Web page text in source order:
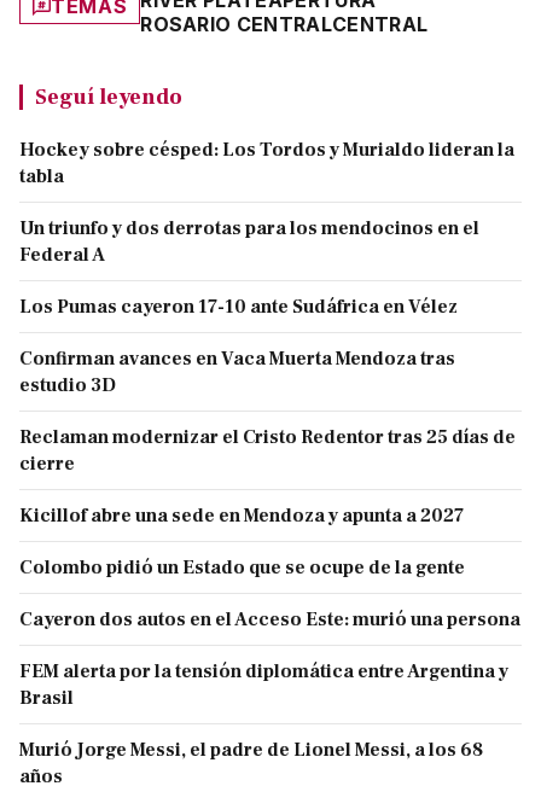
TEMAS
ROSARIO CENTRALCENTRAL
Seguí leyendo
Hockey sobre césped: Los Tordos y Murialdo lideran la
tabla
Un triunfo y dos derrotas para los mendocinos en el
Federal A
Los Pumas cayeron 17-10 ante Sudáfrica en Vélez
Confirman avances en Vaca Muerta Mendoza tras
estudio 3D
Reclaman modernizar el Cristo Redentor tras 25 días de
cierre
Kicillof abre una sede en Mendoza y apunta a 2027
Colombo pidió un Estado que se ocupe de la gente
Cayeron dos autos en el Acceso Este: murió una persona
FEM alerta por la tensión diplomática entre Argentina y
Brasil
Murió Jorge Messi, el padre de Lionel Messi, a los 68
años